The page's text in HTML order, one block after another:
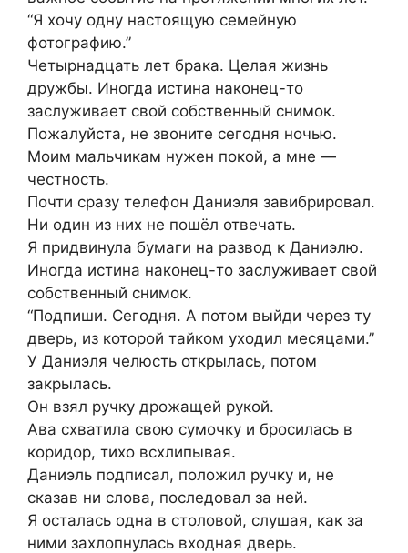
“Я хочу одну настоящую семейную
фотографию.”
Четырнадцать лет брака. Целая жизнь
дружбы. Иногда истина наконец-то
заслуживает свой собственный снимок.
Пожалуйста, не звоните сегодня ночью.
Моим мальчикам нужен покой, а мне —
честность.
Почти сразу телефон Даниэля завибрировал.
Ни один из них не пошёл отвечать.
Я придвинула бумаги на развод к Даниэлю.
Иногда истина наконец-то заслуживает свой
собственный снимок.
“Подпиши. Сегодня. А потом выйди через ту
дверь, из которой тайком уходил месяцами.”
У Даниэля челюсть открылась, потом
закрылась.
Он взял ручку дрожащей рукой.
Ава схватила свою сумочку и бросилась в
коридор, тихо всхлипывая.
Даниэль подписал, положил ручку и, не
сказав ни слова, последовал за ней.
Я осталась одна в столовой, слушая, как за
ними захлопнулась входная дверь.